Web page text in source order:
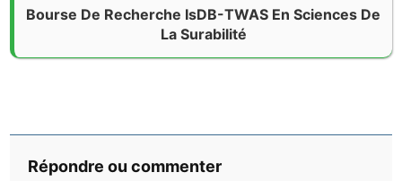
Bourse De Recherche IsDB-TWAS En Sciences De
La Surabilité
Répondre ou commenter